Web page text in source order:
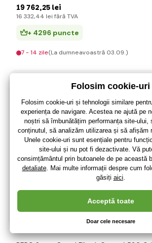
19 762,25 lei
16 332,44 lei fără TVA
+ 4296 puncte
7 - 14 zile(La dumneavoastră 03.09.)